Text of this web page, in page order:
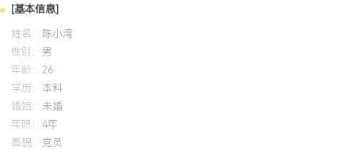
开发工具。
自我评价
技术深度：拥有超过XXX年Unity引擎开发与优化经验，深入理解渲
存管理机制，曾主导大型MMO手游性能调优，实现低端机帧率提升
XXX%以下。工程能力：擅长构建高可复用客户端框架与自动化开发
架构与资源管理方案应用于公司XXX个重点项目，累计节省开发成本
[基本信息]
姓名：
陈小湾
性别： 男
年龄： 26
学历： 本科
婚姻： 未婚
年限： 4年
面貌： 党员